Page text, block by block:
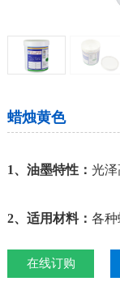
蜡烛黄色
1、油墨特性： 光泽
2、适用材料： 各种
在线订购